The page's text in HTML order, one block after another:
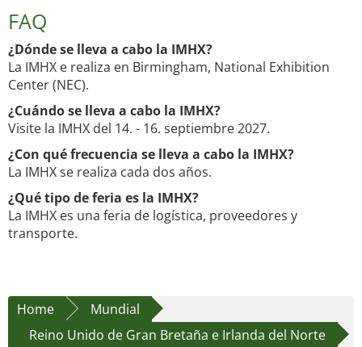
FAQ
¿Dónde se lleva a cabo la IMHX?
La IMHX e realiza en Birmingham, National Exhibition
Center (NEC).
¿Cuándo se lleva a cabo la IMHX?
Visite la IMHX del 14. - 16. septiembre 2027.
¿Con qué frecuencia se lleva a cabo la IMHX?
La IMHX se realiza cada dos años.
¿Qué tipo de feria es la IMHX?
La IMHX es una feria de logística, proveedores y
transporte.
Home
Mundial
Reino Unido de Gran Bretaña e Irlanda del Norte